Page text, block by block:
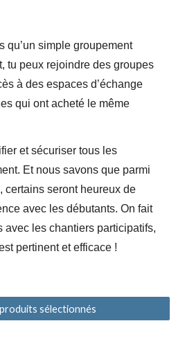
qu’un simple groupement
tu peux rejoindre des groupes
à des espaces d’échange
qui ont acheté le même
et sécuriser tous les
Et nous savons que parmi
certains seront heureux de
avec les débutants. On fait
avec les chantiers participatifs,
pertinent et efficace !
sélectionnés